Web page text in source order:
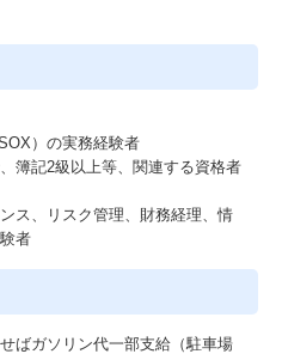
）の実務経験者
簿記2級以上等、関連する資格者
ス、リスク管理、財務経理、情
者
ガソリン代一部支給（駐車場